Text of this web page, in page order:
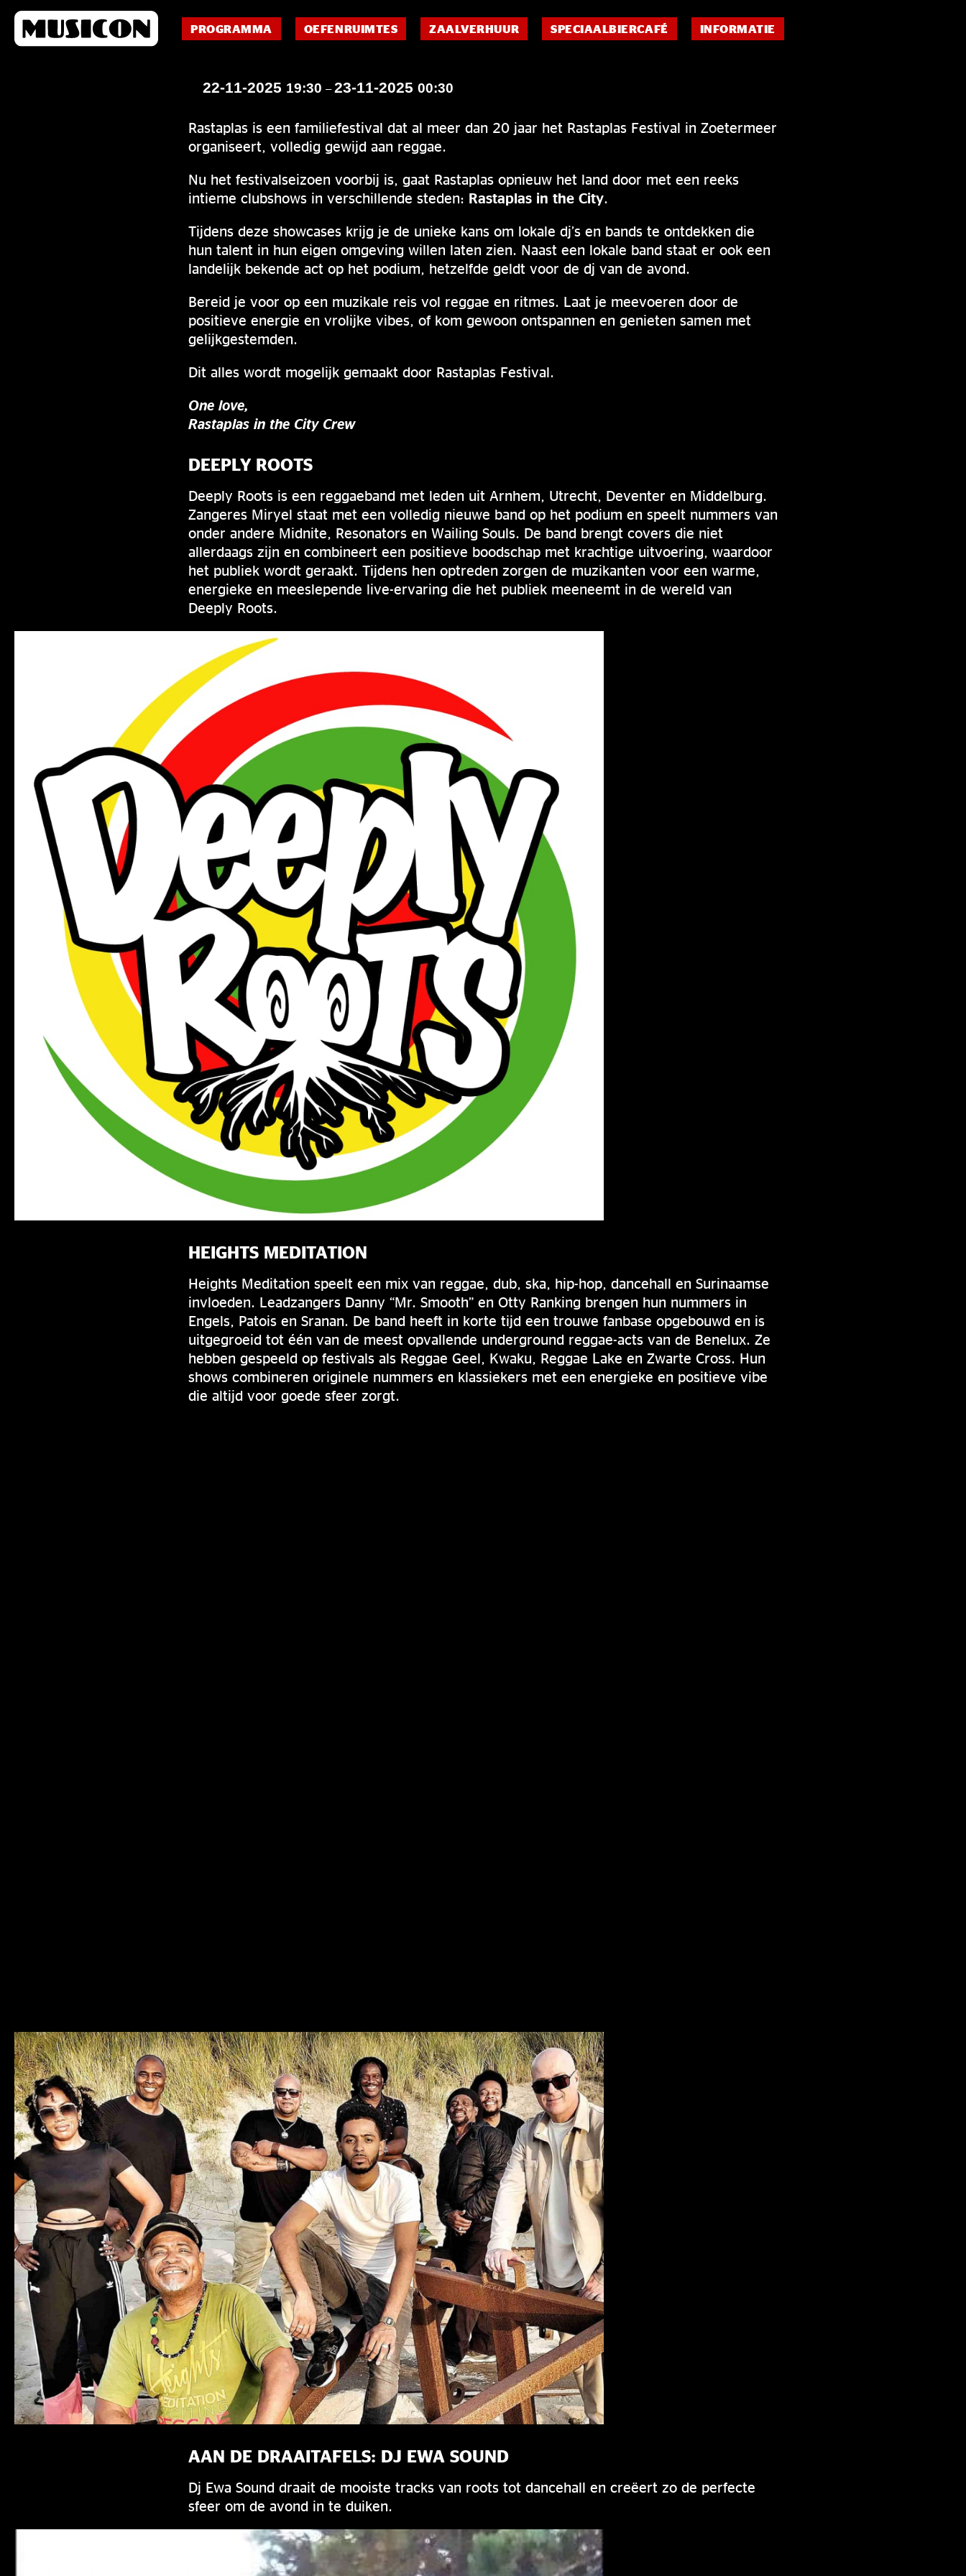
PROGRAMMA OEFENRUIMTES ZAALVERHUUR SPECIAALBIERCAFÉ INFORMATIE
22-11-2025 19:30 –23-11-2025 00:30
Rastaplas is een familiefestival dat al meer dan 20 jaar het Rastaplas Festival in Zoetermeer
organiseert, volledig gewijd aan reggae.
Nu het festivalseizoen voorbij is, gaat Rastaplas opnieuw het land door met een reeks
intieme clubshows in verschillende steden: Rastaplas in the City.
Tijdens deze showcases krijg je de unieke kans om lokale dj’s en bands te ontdekken die
hun talent in hun eigen omgeving willen laten zien. Naast een lokale band staat er ook een
landelijk bekende act op het podium, hetzelfde geldt voor de dj van de avond.
Bereid je voor op een muzikale reis vol reggae en ritmes. Laat je meevoeren door de
positieve energie en vrolijke vibes, of kom gewoon ontspannen en genieten samen met
gelijkgestemden.
Dit alles wordt mogelijk gemaakt door Rastaplas Festival.
One love,
Rastaplas in the City Crew
DEEPLY ROOTS
Deeply Roots is een reggaeband met leden uit Arnhem, Utrecht, Deventer en Middelburg.
Zangeres Miryel staat met een volledig nieuwe band op het podium en speelt nummers van
onder andere Midnite, Resonators en Wailing Souls. De band brengt covers die niet
allerdaags zijn en combineert een positieve boodschap met krachtige uitvoering, waardoor
het publiek wordt geraakt. Tijdens hen optreden zorgen de muzikanten voor een warme,
energieke en meeslepende live-ervaring die het publiek meeneemt in de wereld van
Deeply Roots.
HEIGHTS MEDITATION
Heights Meditation speelt een mix van reggae, dub, ska, hip-hop, dancehall en Surinaamse
invloeden. Leadzangers Danny “Mr. Smooth” en Otty Ranking brengen hun nummers in
Engels, Patois en Sranan. De band heeft in korte tijd een trouwe fanbase opgebouwd en is
uitgegroeid tot één van de meest opvallende underground reggae-acts van de Benelux. Ze
hebben gespeeld op festivals als Reggae Geel, Kwaku, Reggae Lake en Zwarte Cross. Hun
shows combineren originele nummers en klassiekers met een energieke en positieve vibe
die altijd voor goede sfeer zorgt.
AAN DE DRAAITAFELS: DJ EWA SOUND
Dj Ewa Sound draait de mooiste tracks van roots tot dancehall en creëert zo de perfecte
sfeer om de avond in te duiken.